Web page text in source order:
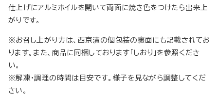
仕上げにアルミホイルを開いて両面に焼き色をつけたら出来上
がりです。
※お召し上がり方は、西京漬の個包装の裏面にも記載されてお
ります。また、商品に同梱しております「しおり」を参照くださ
い。
※解凍・調理の時間は目安です。様子を見ながら調整してくだ
さい。